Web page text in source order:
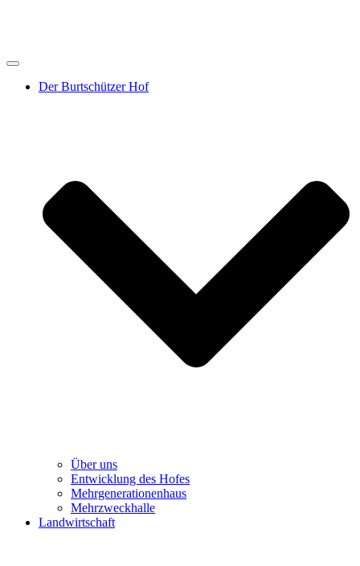
Der Burtschützer Hof
Über uns
Entwicklung des Hofes
Mehrgenerationenhaus
Mehrzweckhalle
Landwirtschaft